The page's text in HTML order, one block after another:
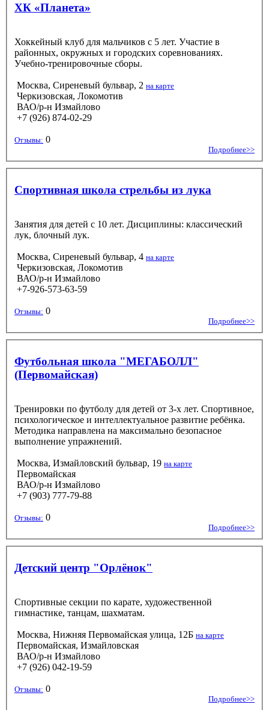
ХК «Планета»
Хоккейный клуб для мальчиков с 5 лет. Участие в
районных, окружных и городских соревнованиях.
Учебно-тренировочные сборы.
Москва, Сиреневый бульвар, 2 на карте
Черкизовская, Локомотив
ВАО/р-н Измайлово
+7 (926) 874-02-29
Отзывы: 0
Подробнее>>
Спортивная школа стрельбы из лука
Занятия для детей с 10 лет. Дисциплины: классический
лук, блочный лук.
Москва, Сиреневый бульвар, 4 на карте
Черкизовская, Локомотив
ВАО/р-н Измайлово
+7-926-573-63-59
Отзывы: 0
Подробнее>>
Футбольная школа "МЕГАБОЛЛ"
(Первомайская)
Тренировки по футболу для детей от 3-х лет. Спортивное,
психологическое и интеллектуальное развитие ребёнка.
Методика направлена на максимально безопасное
выполнение упражнений.
Москва, Измайловский бульвар, 19 на карте
Первомайская
ВАО/р-н Измайлово
+7 (903) 777-79-88
Отзывы: 0
Подробнее>>
Детский центр "Орлёнок"
Спортивные секции по карате, художественной
гимнастике, танцам, шахматам.
Москва, Нижняя Первомайская улица, 12Б на карте
Первомайская, Измайловская
ВАО/р-н Измайлово
+7 (926) 042-19-59
Отзывы: 0
Подробнее>>